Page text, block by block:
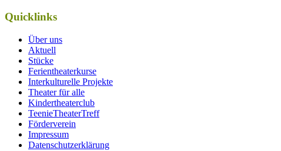
Quicklinks
Über uns
Aktuell
Stücke
Ferientheaterkurse
Interkulturelle Projekte
Theater für alle
Kindertheaterclub
TeenieTheaterTreff
Förderverein
Impressum
Datenschutzerklärung